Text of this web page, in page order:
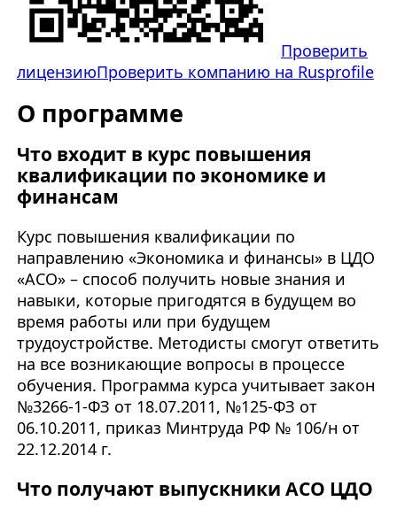
Проверить
лицензиюПроверить компанию на Rusprofile
О программе
Что входит в курс повышения
квалификации по экономике и
финансам
Курс повышения квалификации по
направлению «Экономика и финансы» в ЦДО
«АСО» – способ получить новые знания и
навыки, которые пригодятся в будущем во
время работы или при будущем
трудоустройстве. Методисты смогут ответить
на все возникающие вопросы в процессе
обучения. Программа курса учитывает закон
№3266-1-ФЗ от 18.07.2011, №125-ФЗ от
06.10.2011, приказ Минтруда РФ № 106/н от
22.12.2014 г.
Что получают выпускники АСО ЦДО